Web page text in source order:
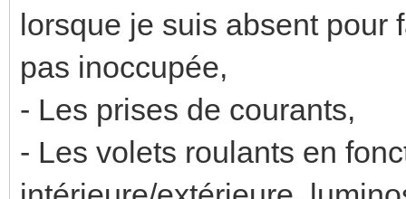
lorsque je suis absent pour
pas inoccupée,
- Les prises de courants,
- Les volets roulants en